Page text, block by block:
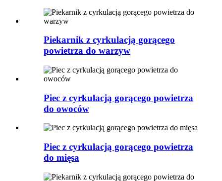
Piekarnik z cyrkulacją gorącego
powietrza do warzyw
Piec z cyrkulacją gorącego powietrza
do owoców
Piec z cyrkulacją gorącego powietrza
do mięsa